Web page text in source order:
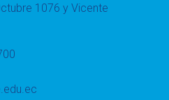
1076 y Vicente